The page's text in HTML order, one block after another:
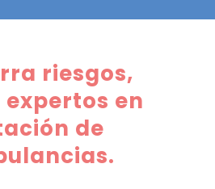
riesgos,
expertos en
de